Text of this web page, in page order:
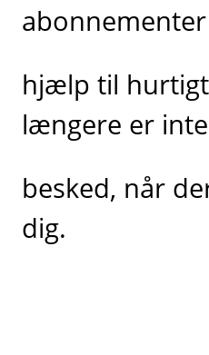
hjælp til
længere er
besked, når
dig.